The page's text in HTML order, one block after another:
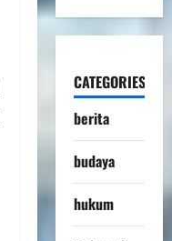
CATEGORIES
berita
budaya
hukum